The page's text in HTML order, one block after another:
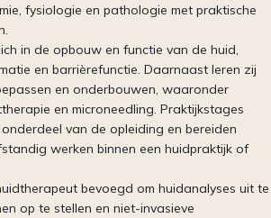
fysiologie en pathologie met praktische
in de opbouw en functie van de huid,
en barrièrefunctie. Daarnaast leren zij
en onderbouwen, waaronder
en microneedling. Praktijkstages
van de opleiding en bereiden
werken binnen een huidpraktijk of
bevoegd om huidanalyses uit te
op te stellen en niet-invasieve